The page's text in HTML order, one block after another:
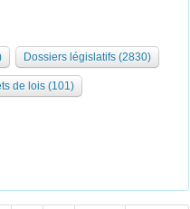
Dossiers législatifs (2830)
de lois (101)